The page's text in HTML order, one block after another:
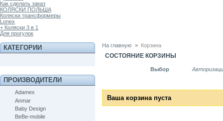
Как сделать заказ
КОЛЯСКИ ПОЛЬША
Коляски трансформеры
Lonex
+ Коляски 3 в 1
Для прогулок
КАТЕГОРИИ
ПРОИЗВОДИТЕЛИ
Adamex
Anmar
Baby Design
BeBe-mobile
На главную > Корзина
СОСТОЯНИЕ КОРЗИНЫ
Выбор
Ваша корзина пуста